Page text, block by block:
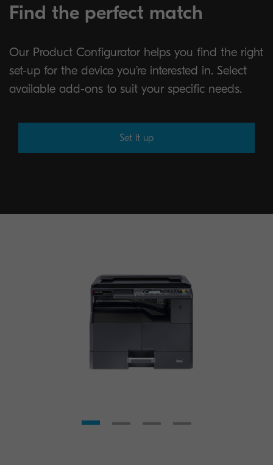
Find the perfect match
Our Product Configurator helps you find the right
set-up for the device you’re interested in. Select
available add-ons to suit your specific needs.
Set it up